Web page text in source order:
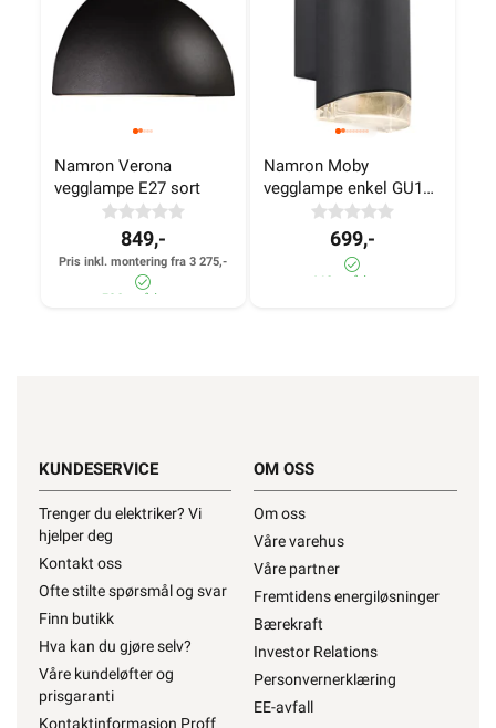
Namron Verona
vegglampe E27 sort
849,-
Pris inkl. montering fra 3 275,-
590+ på lager
Namron Moby
vegglampe enkel GU10
699,-
460+ på lager
KUNDESERVICE
Trenger du elektriker? Vi
hjelper deg
Kontakt oss
Ofte stilte spørsmål og svar
Finn butikk
Hva kan du gjøre selv?
Våre kundeløfter og
prisgaranti
Kontaktinformasjon Proff
OM OSS
Om oss
Våre varehus
Våre partner
Fremtidens energiløsninger
Bærekraft
Investor Relations
Personvernerklæring
EE-avfall